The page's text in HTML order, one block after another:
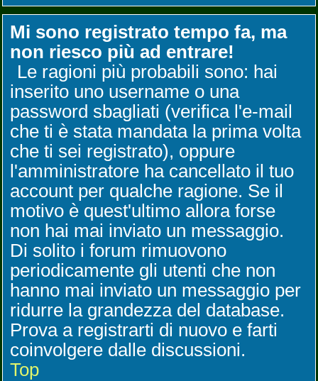
Mi sono registrato tempo fa, ma
non riesco più ad entrare!
Le ragioni più probabili sono: hai
inserito uno username o una
password sbagliati (verifica l'e-mail
che ti è stata mandata la prima volta
che ti sei registrato), oppure
l'amministratore ha cancellato il tuo
account per qualche ragione. Se il
motivo è quest'ultimo allora forse
non hai mai inviato un messaggio.
Di solito i forum rimuovono
periodicamente gli utenti che non
hanno mai inviato un messaggio per
ridurre la grandezza del database.
Prova a registrarti di nuovo e farti
coinvolgere dalle discussioni.
Top